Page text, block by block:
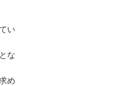
い
な
め